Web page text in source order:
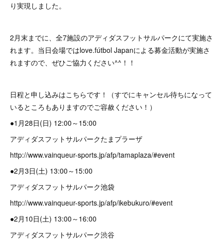
り実現しました。
2月末までに、全7施設のアディダスフットサルパークにて実施さ
れます。当日会場ではlove.fútbol Japanによる募金活動が実施さ
れますので、ぜひご協力ください^^！！
日程と申し込みはこちらです！（すでにキャンセル待ちになって
いるところもありますのでご容赦ください！）
●1月28日(日) 12:00～15:00
アディダスフットサルパークたまプラーザ
http://www.vainqueur-sports.jp/afp/tamaplaza/#event
●2月3日(土) 13:00～15:00
アディダスフットサルパーク池袋
http://www.vainqueur-sports.jp/afp/ikebukuro/#event
●2月10日(土) 13:00～16:00
アディダスフットサルパーク渋谷